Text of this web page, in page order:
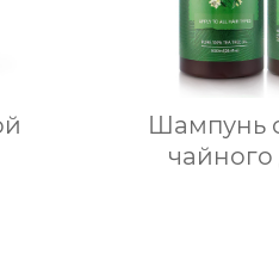
Шампунь
чайного